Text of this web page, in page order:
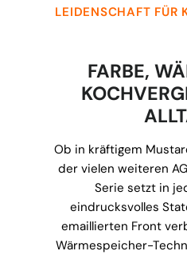
LEIDENSCHAFT FÜR
FARBE,
Ob in kräftigem
der vielen weiteren
Serie setzt in
eindrucksvolles
emaillierten Front
Wärmespeicher-